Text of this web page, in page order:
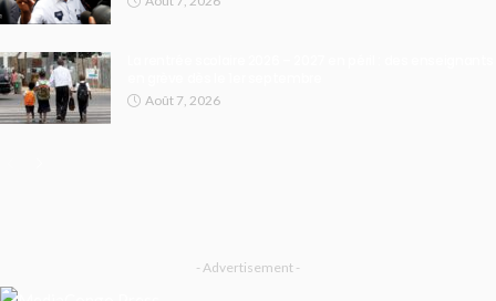
Août 7, 2026
- Advertisement -